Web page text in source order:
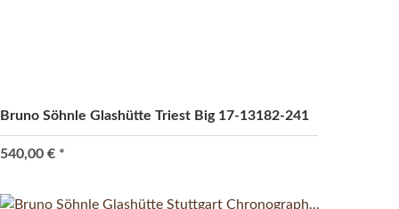
Bruno Söhnle Glashütte Triest Big 17-13182-241
540,00 € *